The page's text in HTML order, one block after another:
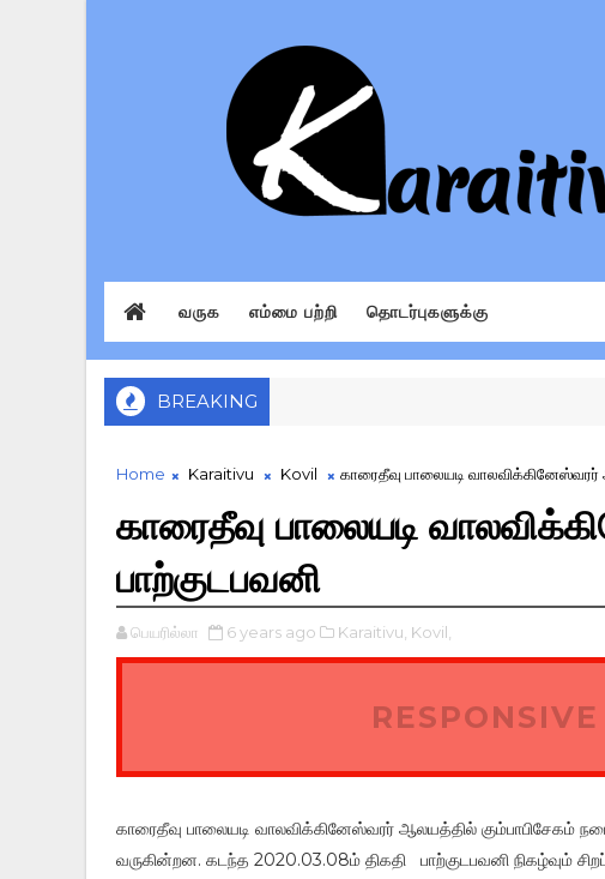
வருக எம்மை பற்றி தொடர்புகளுக்கு
BREAKING
Home Karaitivu Kovil காரைதீவு பாலையடி
காரைதீவு பாலையடி
பாற்குடபவனி
பெயரில்லா 6 years ago Karaitivu, Kovil,
காரைதீவு பாலையடி வாலவிக்கினேஸ்வரர் ஆலயத்தில்
வருகின்றன. கடந்த 2020.03.08ம் திகதி பாற்குடபவனி நிகழ்வும்